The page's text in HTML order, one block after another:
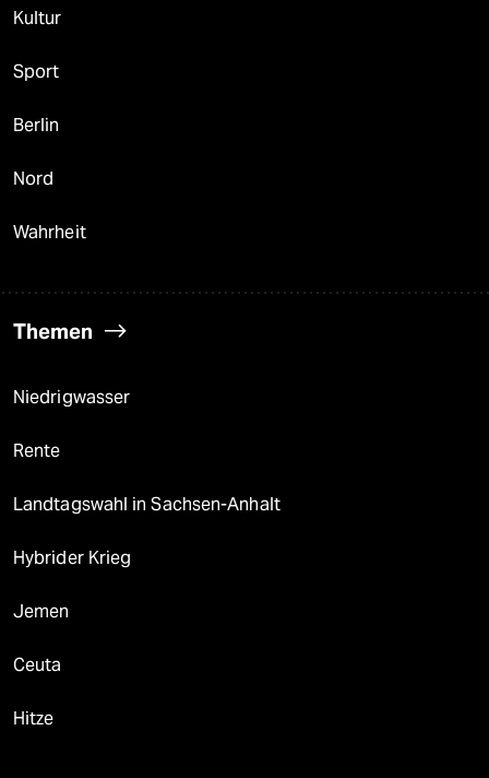
Kultur
Sport
Berlin
Nord
Wahrheit
Themen
Niedrigwasser
Rente
Landtagswahl in Sachsen-Anhalt
Hybrider Krieg
Jemen
Ceuta
Hitze